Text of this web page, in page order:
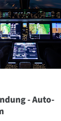
- Auto-